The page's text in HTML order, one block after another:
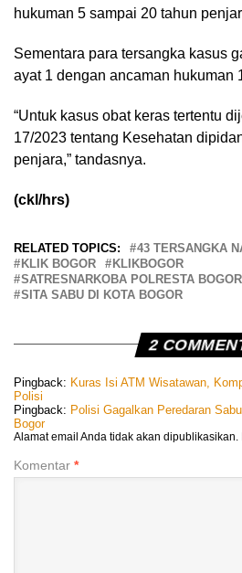
hukuman 5 sampai 20 tahun
Sementara para tersangka kasus
ayat 1 dengan ancaman hukuman
“Untuk kasus obat keras tertentu
17/2023 tentang Kesehatan
penjara,” tandasnya.
(ckl/hrs)
RELATED TOPICS: 43 TERSANGKA
KLIK BOGOR
KLIKBOGOR
SATRESNARKOBA POLRESTA
SITA SABU DI KOTA BOGOR
2
Pingback: Kuras Isi ATM Wisatawan,
Polisi
Pingback: Polisi Gagalkan Peredaran
Bogor
Alamat email Anda tidak akan dipublikasikan.
Komentar *